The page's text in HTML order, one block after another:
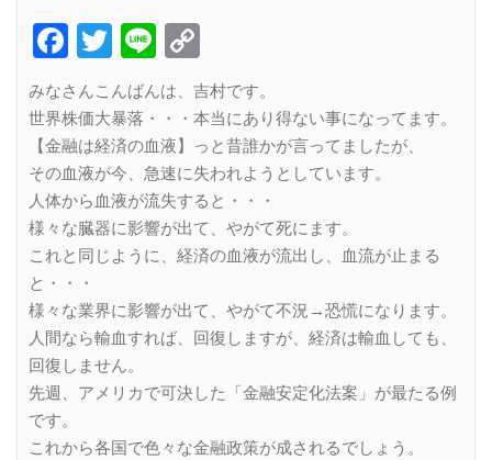
Facebook
Twitter
Line
Link
みなさんこんばんは、吉村です。
世界株価大暴落・・・本当にあり得ない事になってます。
【金融は経済の血液】っと昔誰かが言ってましたが、
その血液が今、急速に失われようとしています。
人体から血液が流失すると・・・
様々な臓器に影響が出て、やがて死にます。
これと同じように、経済の血液が流出し、血流が止まる
と・・・
様々な業界に影響が出て、やがて不況→恐慌になります。
人間なら輸血すれば、回復しますが、経済は輸血しても、
回復しません。
先週、アメリカで可決した「金融安定化法案」が最たる例
です。
これから各国で色々な金融政策が成されるでしょう。